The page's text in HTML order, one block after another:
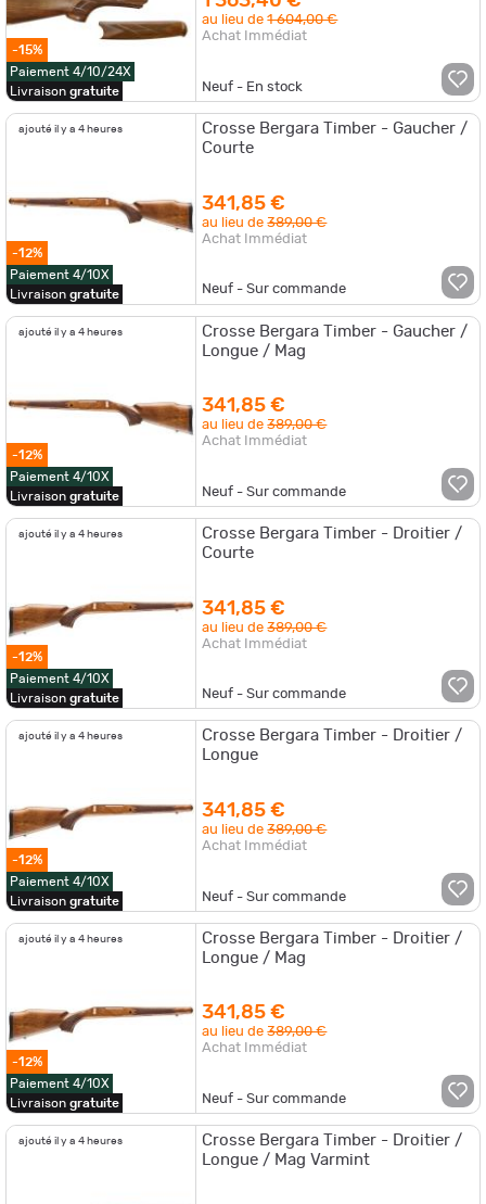
-15%
Paiement 4/10/24X
Livraison gratuite
au lieu de1 604,00 €
Achat Immédiat
Neuf - En stock
ajouté il y a 4 heures
-12%
Paiement 4/10X
Livraison gratuite
Crosse Bergara Timber - Gaucher /
Courte
341,85 €
au lieu de389,00 €
Achat Immédiat
Neuf - Sur commande
ajouté il y a 4 heures
-12%
Paiement 4/10X
Livraison gratuite
Crosse Bergara Timber - Gaucher /
Longue / Mag
341,85 €
au lieu de389,00 €
Achat Immédiat
Neuf - Sur commande
ajouté il y a 4 heures
-12%
Paiement 4/10X
Livraison gratuite
Crosse Bergara Timber - Droitier /
Courte
341,85 €
au lieu de389,00 €
Achat Immédiat
Neuf - Sur commande
ajouté il y a 4 heures
-12%
Paiement 4/10X
Livraison gratuite
Crosse Bergara Timber - Droitier /
Longue
341,85 €
au lieu de389,00 €
Achat Immédiat
Neuf - Sur commande
ajouté il y a 4 heures
-12%
Paiement 4/10X
Livraison gratuite
Crosse Bergara Timber - Droitier /
Longue / Mag
341,85 €
au lieu de389,00 €
Achat Immédiat
Neuf - Sur commande
ajouté il y a 4 heures
Crosse Bergara Timber - Droitier /
Longue / Mag Varmint